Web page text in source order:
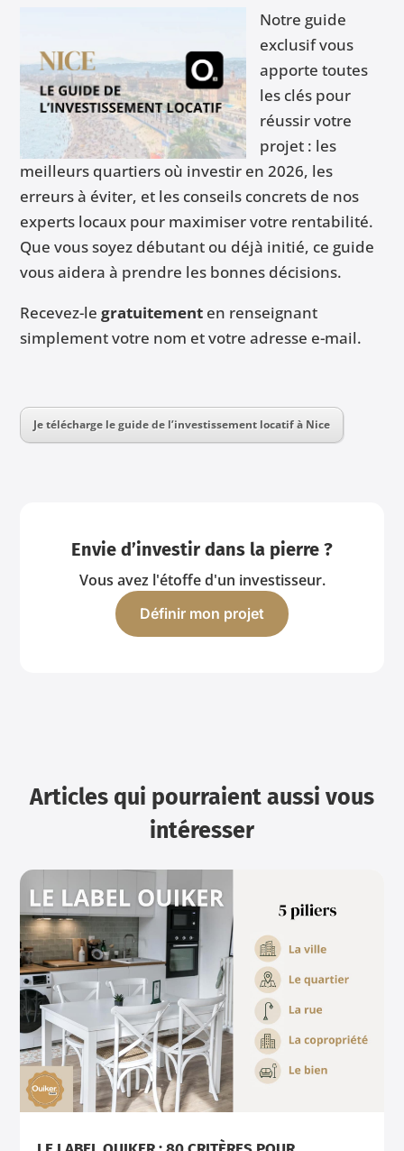
Notre guide
exclusif vous
apporte toutes
les clés pour
réussir votre
projet : les
meilleurs quartiers où investir en 2026, les
erreurs à éviter, et les conseils concrets de nos
experts locaux pour maximiser votre rentabilité.
Que vous soyez débutant ou déjà initié, ce guide
vous aidera à prendre les bonnes décisions.
Recevez-legratuitement en renseignant
simplement votre nom et votre adresse e-mail.
Je télécharge le guide de l’investissement locatif à Nice
Envie d’investir dans la pierre ?
Vous avez l'étoffe d'un investisseur.
Définir mon projet
Articles qui pourraient aussi vous
intéresser